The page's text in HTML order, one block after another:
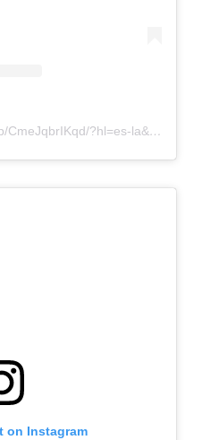
https://www.instagram.com/p/CmeJqbrIKqd/?hl=es-la&img_index=1
on Instagram